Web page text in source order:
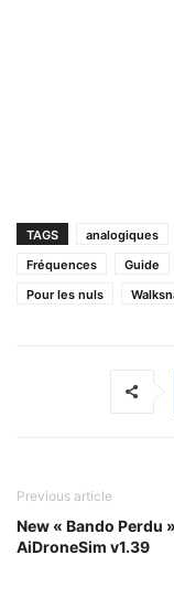
TAGS analogiques
Fréquences
Guide
Pour les nuls
Previous article
New « Bando Perdu »
AiDroneSim v1.39